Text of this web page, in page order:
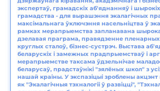
экспертаў, грамадскіх аб'яднанняў і
грамадства - для вырашэння экалагічных
максімальнага ўключэння насельніцтва ў
рамках мерапрыемства запланавана
дзелавая праграма, правядзенне
круглых сталоў, бізнес-сустрэч. Выстава
беларускіх і замежных прадпрыемстваў і
мерапрыемстве таксама ўдзельнічае
беларусаў, прадстаўнікі "зялёных школ" з
нашай краіны. У экспазіцыі зроблены акцэнт
як "Экалагічныя тэхналогіі ў развіцці",